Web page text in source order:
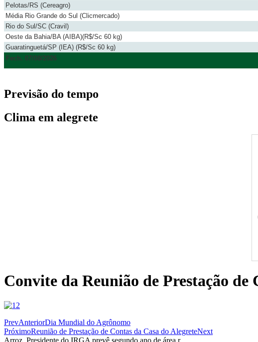
Pelotas/RS (Cereagro)
Média Rio Grande do Sul (Clicmercado)
Rio do Sul/SC (Cravil)
Oeste da Bahia/BA (AIBA)(R$/Sc 60 kg)
Guaratinguetá/SP (IEA) (R$/Sc 60 kg)
Fech. 07/08/2026
Previsão do tempo
Clima em alegrete
Convite da Reunião de Prestação de
PrevAnteriorDia Mundial do Agrônomo
PróximoReunião de Prestação de Contas da Casa do AlegreteNext
Arroz. Presidente do IRGA prevê segundo ano de área r...